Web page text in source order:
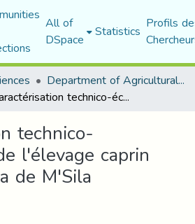
All of
DSpace Statistics Profils
Department of Agricultural Sciences
Caractérisation technico-économique de l'élevage caprin dans la wilaya de M'Sila
technico-
l'élevage caprin
de M'Sila